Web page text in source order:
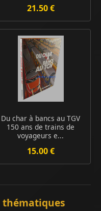
21.50 €
Du char à bancs au TGV
150 ans de trains de
voyageurs e...
15.00 €